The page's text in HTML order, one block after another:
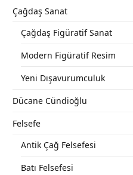
Çağdaş Sanat
Çağdaş Figüratif Sanat
Modern Figüratif Resim
Yeni Dışavurumculuk
Dücane Cündioğlu
Felsefe
Antik Çağ Felsefesi
Batı Felsefesi